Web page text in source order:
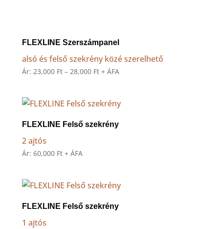
FLEXLINE Szerszámpanel
alsó és felső szekrény közé szerelhető
Ár: 23,000 Ft – 28,000 FtÁrtartomány:
28,000 Ft
+ ÁFA
FLEXLINE Felső szekrény
2 ajtós
Ár: 60,000 Ft + ÁFA
FLEXLINE Felső szekrény
1 ajtós